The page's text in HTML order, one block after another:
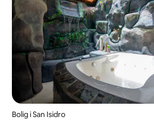
Bolig i San Isidro